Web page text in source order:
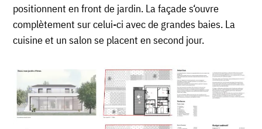
positionnent en front de jardin. La façade s‘ouvre
complètement sur celui-ci avec de grandes baies. La
cuisine et un salon se placent en second jour.